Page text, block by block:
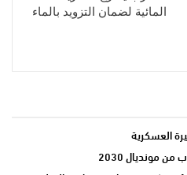
المائية لضمان التزويد بالماء
العسكرية
مونديال 2030